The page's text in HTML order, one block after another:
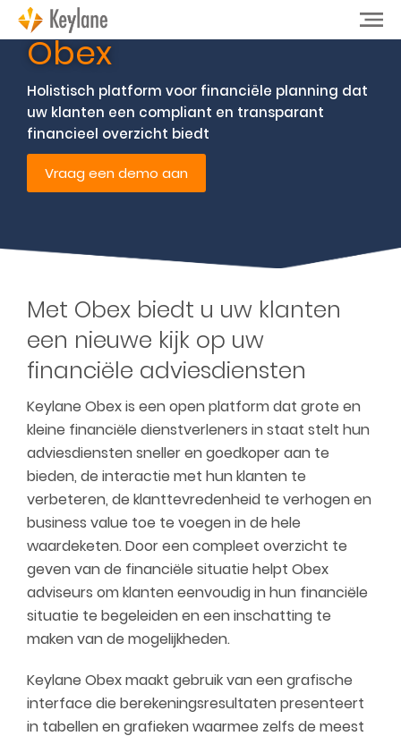
Obex
Holistisch platform voor financiële planning dat
uw klanten een compliant en transparant
financieel overzicht biedt
Vraag een demo aan
Met Obex biedt u uw klanten
een nieuwe kijk op uw
financiële adviesdiensten
Keylane Obex is een open platform dat grote en
kleine financiële dienstverleners in staat stelt hun
adviesdiensten sneller en goedkoper aan te
bieden, de interactie met hun klanten te
verbeteren, de klanttevredenheid te verhogen en
business value toe te voegen in de hele
waardeketen. Door een compleet overzicht te
geven van de financiële situatie helpt Obex
adviseurs om klanten eenvoudig in hun financiële
situatie te begeleiden en een inschatting te
maken van de mogelijkheden.
Keylane Obex maakt gebruik van een grafische
interface die berekeningsresultaten presenteert
in tabellen en grafieken waarmee zelfs de meest